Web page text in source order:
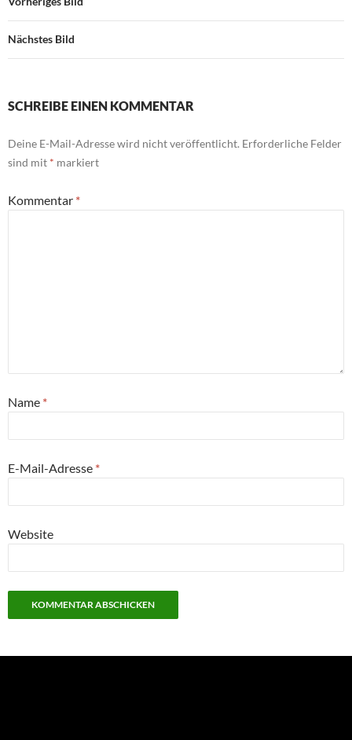
Nächstes Bild
SCHREIBE EINEN KOMMENTAR
Deine E-Mail-Adresse wird nicht veröffentlicht. Erforderliche Felder
sind mit * markiert
Kommentar *
Name *
E-Mail-Adresse *
Website